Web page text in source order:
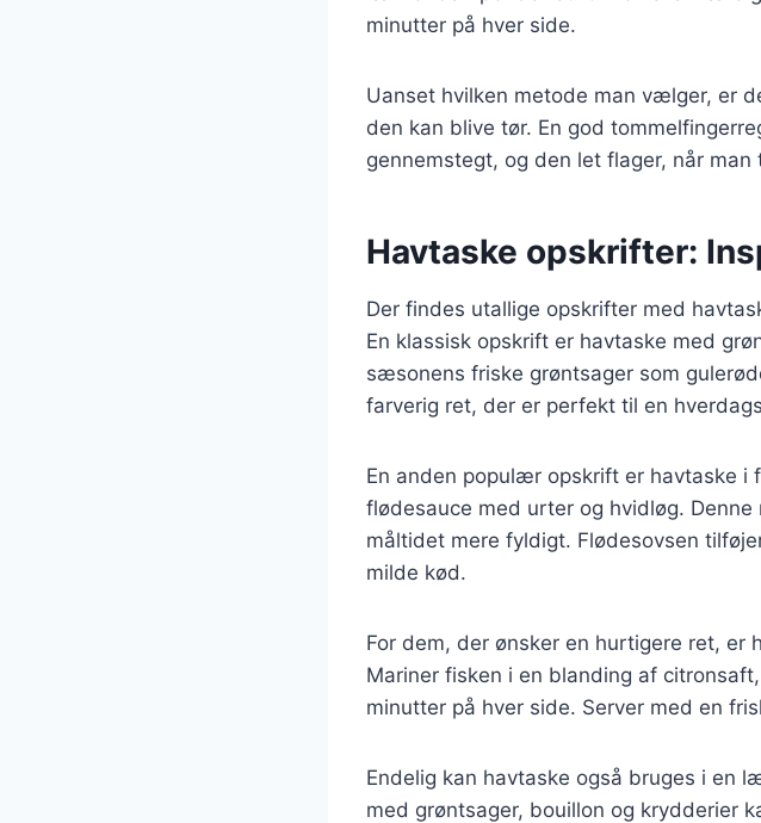
minutter på hver side.
Uanset hvilken metode man vælger, er
den kan blive tør. En god
gennemstegt, og den let flager, når
Havtaske opskrifter:
Der findes utallige opskrifter med
En klassisk opskrift er havtaske med
sæsonens friske grøntsager som
farverig ret, der er perfekt til en
En anden populær opskrift er havtaske
flødesauce med urter og hvidløg.
måltidet mere fyldigt. Flødesovsen
milde kød.
For dem, der ønsker en hurtigere ret, er
Mariner fisken i en blanding af
minutter på hver side. Server med en
Endelig kan havtaske også bruges i en
med grøntsager, bouillon og krydderier